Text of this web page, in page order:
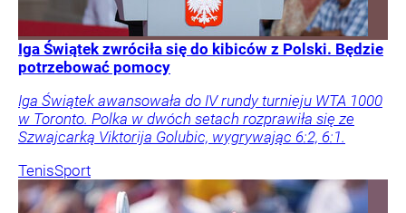
Iga Świątek zwróciła się do kibiców z Polski. Będzie
potrzebować pomocy
Iga Świątek awansowała do IV rundy turnieju WTA 1000
w Toronto. Polka w dwóch setach rozprawiła się ze
Szwajcarką Viktorija Golubic, wygrywając 6:2, 6:1.
TenisSport